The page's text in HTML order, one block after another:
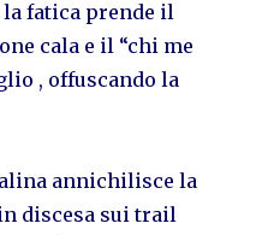
la fatica prende il
cala e il “chi me
, offuscando la
annichilisce la
discesa sui trail